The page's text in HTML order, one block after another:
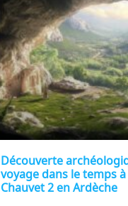
Découverte
voyage dans le temps
Chauvet 2 en Ardèche